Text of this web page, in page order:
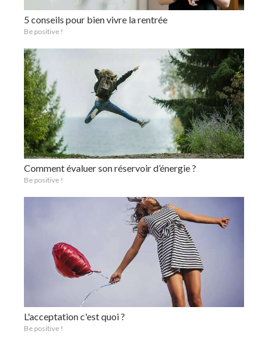
5 conseils pour bien vivre la rentrée
Be positive !
Comment évaluer son réservoir d’énergie ?
Be positive !
L'acceptation c'est quoi ?
Be positive !